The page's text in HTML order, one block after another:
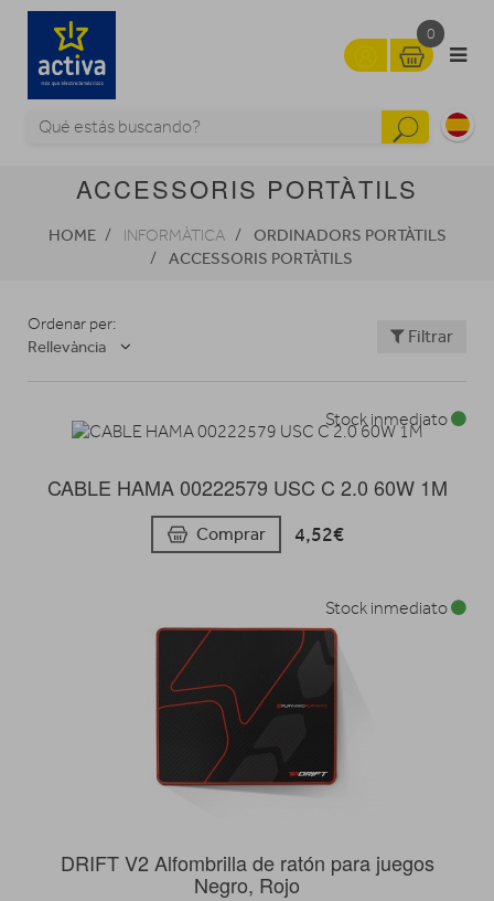
0
ACCESSORIS PORTÀTILS
HOME INFORMÀTICA
ORDINADORS PORTÀTILS
ACCESSORIS PORTÀTILS
Ordenar per:
Rellevància
Filtrar
CABLE HAMA 00222579 USC C 2.0 60W 1M
Comprar 4,52€
Stock inmediato
DRIFT V2 Alfombrilla de ratón para juegos
Negro, Rojo
Stock inmediato